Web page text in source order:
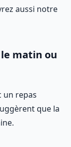
aussi notre
matin ou
un repas
que la